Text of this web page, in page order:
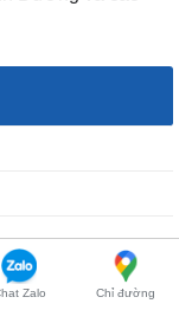
Zalo Chỉ đường